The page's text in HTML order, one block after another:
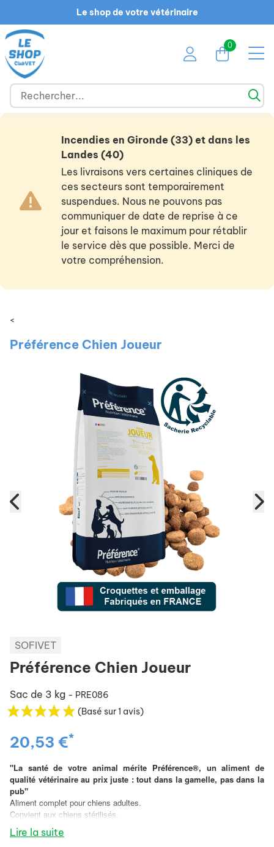
Le shop de votre vétérinaire
0
Incendies en Gironde (33) et dans les
Landes (40)
Les livraisons vers certaines cliniques de
ces secteurs sont temporairement
suspendues. Nous ne pouvons pas
communiquer de date de reprise à ce
jour et faisons le maximum pour rétablir
le service dès que possible. Merci de
votre compréhension.
<
Préférence Chien Joueur
SOFIVET
Préférence Chien Joueur
Sac de 3 kg - PRE086
(Basé sur 1 avis)
20,53 €*
"La santé de votre animal mérite Préférence®, un aliment de
qualité vétérinaire au prix juste : tout dans la gamelle, pas dans la
pub"
Aliment complet pour chiens adultes.
Convient aux chiens stérilisés.
Lire la suite